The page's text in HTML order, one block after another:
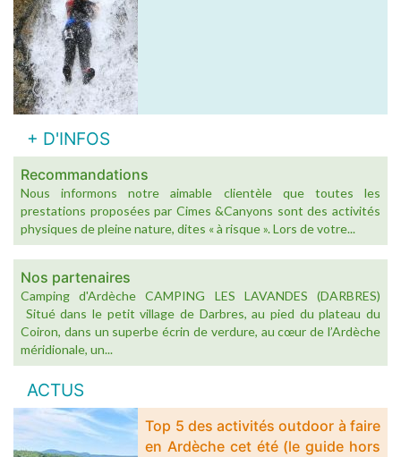
+ D'INFOS
Recommandations
Nous informons notre aimable clientèle que toutes les
prestations proposées par Cimes &Canyons sont des activités
physiques de pleine nature, dites « à risque ». Lors de votre...
Nos partenaires
Camping d'Ardèche CAMPING LES LAVANDES (DARBRES)
Situé dans le petit village de Darbres, au pied du plateau du
Coiron, dans un superbe écrin de verdure, au cœur de l’Ardèche
méridionale, un...
ACTUS
Top 5 des activités outdoor à faire
en Ardèche cet été (le guide hors